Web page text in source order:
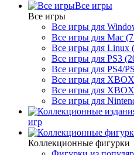
Все игры
Все игры
Все игры для
Все игры для Mac
Все игры для Linux
Все игры для PS3
Все игры для PS4/
Все игры для
Все игры для
Все игры для
игр
Коллекционные фигурки